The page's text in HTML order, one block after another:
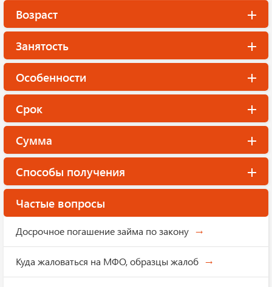
Возраст
Занятость
Особенности
Срок
Сумма
Способы получения
Частые вопросы
Досрочное погашение займа по закону
Куда жаловаться на МФО, образцы жалоб